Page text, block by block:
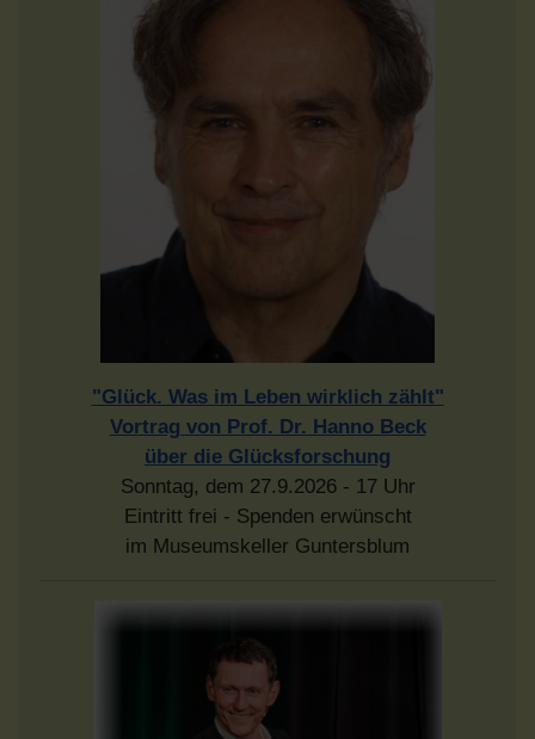
"Glück. Was im Leben wirklich zählt"
Vortrag von Prof. Dr. Hanno Beck
über die Glücksforschung
Sonntag, dem 27.9.2026 - 17 Uhr
Eintritt frei - Spenden erwünscht
im Museumskeller Guntersblum